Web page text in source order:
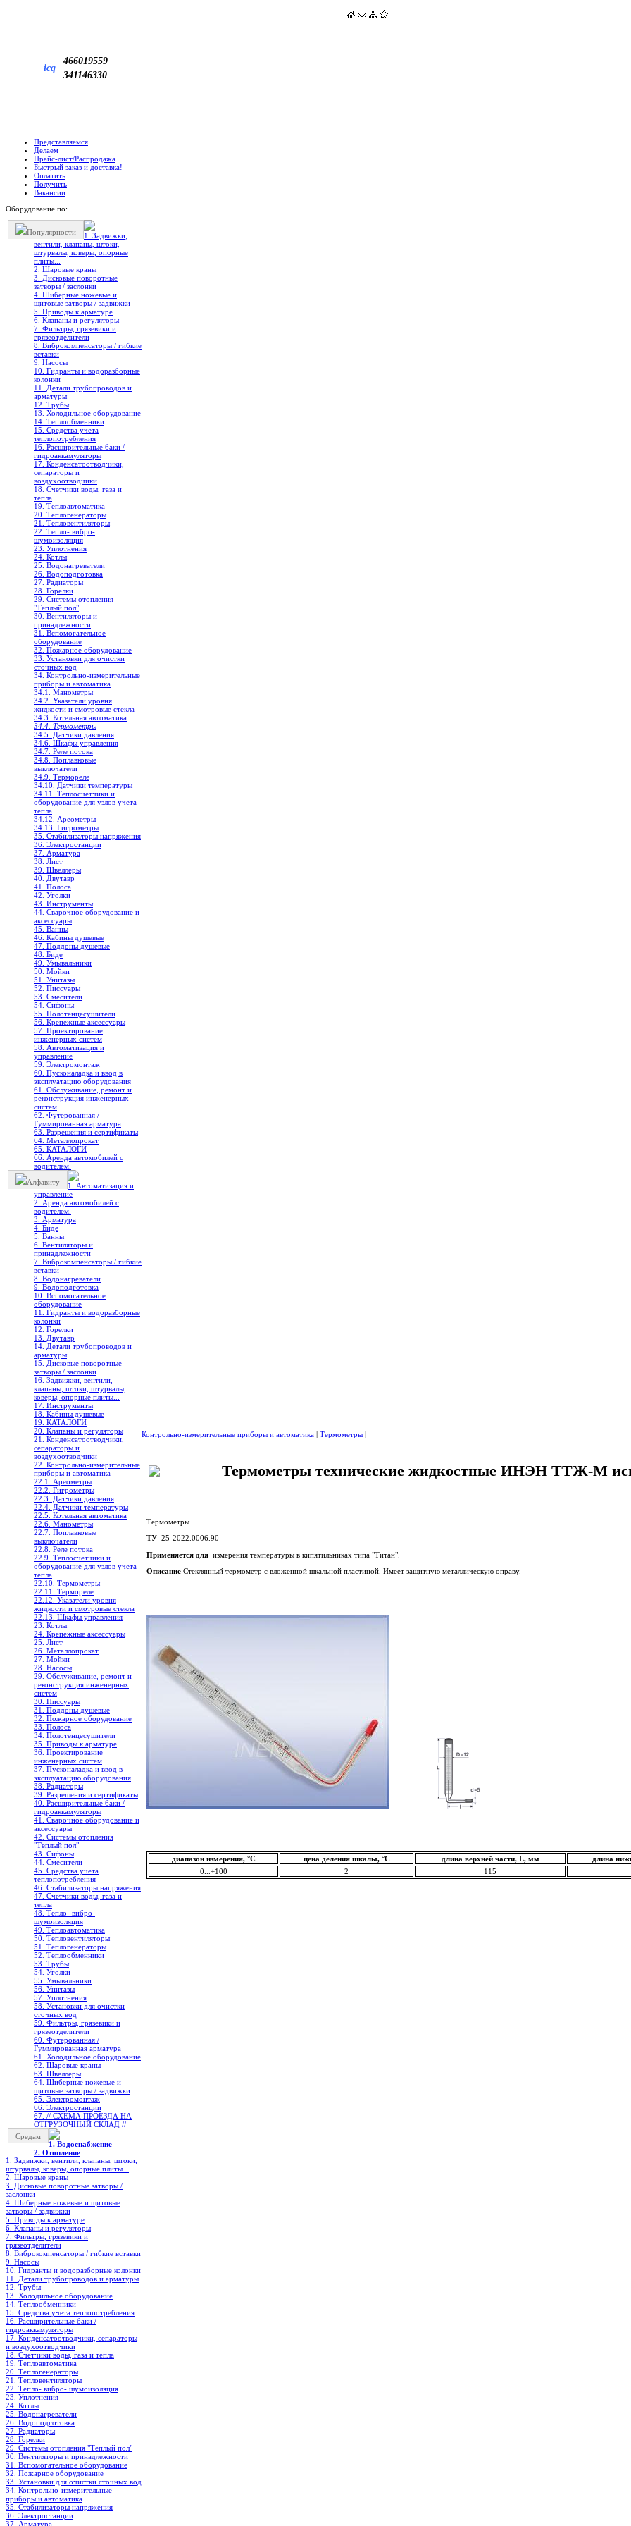
icq
466019559
341146330
Представляемся
Делаем
Прайс-лист/Распродажа
Быстрый заказ и доставка!
Оплатить
Получить
Вакансии
Оборудование по:
Популярности
1. Задвижки,
вентили, клапаны, штоки,
штурвалы, коверы, опорные
плиты...
2. Шаровые краны
3. Дисковые поворотные
затворы / заслонки
4. Шиберные ножевые и
щитовые затворы / задвижки
5. Приводы к арматуре
6. Клапаны и регуляторы
7. Фильтры, грязевики и
грязеотделители
8. Виброкомпенсаторы / гибкие
вставки
9. Насосы
10. Гидранты и водоразборные
колонки
11. Детали трубопроводов и
арматуры
12. Трубы
13. Холодильное oборудование
14. Теплообменники
15. Средства учета
теплопотребления
16. Расширительные баки /
гидроаккамуляторы
17. Конденсатоотводчики,
сепараторы и
воздухоотводчики
18. Счетчики воды, газа и
тепла
19. Теплоавтоматика
20. Теплогенераторы
21. Тепловентиляторы
22. Тепло- вибро-
шумоизоляция
23. Уплотнения
24. Котлы
25. Водонагреватели
26. Водоподготовка
27. Радиаторы
28. Горелки
29. Системы отопления
"Теплый пол"
30. Вентиляторы и
принадлежности
31. Вспомогательное
оборудование
32. Пожарное оборудование
33. Установки для очистки
сточных вод
34. Контрольно-измерительные
приборы и автоматика
34.1. Манометры
34.2. Указатели уровня
жидкости и смотровые стекла
34.3. Котельная автоматика
34.4. Термометры
34.5. Датчики давления
34.6. Шкафы управления
34.7. Реле потока
34.8. Поплавковые
выключатели
34.9. Термореле
34.10. Датчики температуры
34.11. Теплосчетчики и
оборудование для узлов учета
тепла
34.12. Ареометры
34.13. Гигрометры
35. Стабилизаторы напряжения
36. Электростанции
37. Арматура
38. Лист
39. Швеллеры
40. Двутавр
41. Полоса
42. Уголки
43. Инструменты
44. Сварочное оборудование и
аксессуары
45. Ванны
46. Кабины душевые
47. Поддоны душевые
48. Биде
49. Умывальники
50. Мойки
51. Унитазы
52. Писсуары
53. Смесители
54. Сифоны
55. Полотенцесушители
56. Крепежные аксессуары
57. Проектирование
инженерных систем
58. Автоматизация и
управление
59. Электромонтаж
60. Пусконаладка и ввод в
эксплуатацию оборудования
61. Обслуживание, ремонт и
реконструкция инженерных
систем
62. Футерованная /
Гуммированная арматура
63. Разрешения и сертификаты
64. Металлопрокат
65. КАТАЛОГИ
66. Аренда автомобилей с
водителем.
Алфавиту
1. Автоматизация и
управление
2. Аренда автомобилей с
водителем.
3. Арматура
4. Биде
5. Ванны
6. Вентиляторы и
принадлежности
7. Виброкомпенсаторы / гибкие
вставки
8. Водонагреватели
9. Водоподготовка
10. Вспомогательное
оборудование
11. Гидранты и водоразборные
колонки
12. Горелки
13. Двутавр
14. Детали трубопроводов и
арматуры
15. Дисковые поворотные
затворы / заслонки
16. Задвижки, вентили,
клапаны, штоки, штурвалы,
коверы, опорные плиты...
17. Инструменты
18. Кабины душевые
19. КАТАЛОГИ
20. Клапаны и регуляторы
21. Конденсатоотводчики,
сепараторы и
воздухоотводчики
22. Контрольно-измерительные
приборы и автоматика
22.1. Ареометры
22.2. Гигрометры
22.3. Датчики давления
22.4. Датчики температуры
22.5. Котельная автоматика
22.6. Манометры
22.7. Поплавковые
выключатели
22.8. Реле потока
22.9. Теплосчетчики и
оборудование для узлов учета
тепла
22.10. Термометры
22.11. Термореле
22.12. Указатели уровня
жидкости и смотровые стекла
22.13. Шкафы управления
23. Котлы
24. Крепежные аксессуары
25. Лист
26. Металлопрокат
27. Мойки
28. Насосы
29. Обслуживание, ремонт и
реконструкция инженерных
систем
30. Писсуары
31. Поддоны душевые
32. Пожарное оборудование
33. Полоса
34. Полотенцесушители
35. Приводы к арматуре
36. Проектирование
инженерных систем
37. Пусконаладка и ввод в
эксплуатацию оборудования
38. Радиаторы
39. Разрешения и сертификаты
40. Расширительные баки /
гидроаккамуляторы
41. Сварочное оборудование и
аксессуары
42. Системы отопления
"Теплый пол"
43. Сифоны
44. Смесители
45. Средства учета
теплопотребления
46. Стабилизаторы напряжения
47. Счетчики воды, газа и
тепла
48. Тепло- вибро-
шумоизоляция
49. Теплоавтоматика
50. Тепловентиляторы
51. Теплогенераторы
52. Теплообменники
53. Трубы
54. Уголки
55. Умывальники
56. Унитазы
57. Уплотнения
58. Установки для очистки
сточных вод
59. Фильтры, грязевики и
грязеотделители
60. Футерованная /
Гуммированная арматура
61. Холодильное oборудование
62. Шаровые краны
63. Швеллеры
64. Шиберные ножевые и
щитовые затворы / задвижки
65. Электромонтаж
66. Электростанции
67. // СХЕМА ПРОЕЗДА НА
ОТГРУЗОЧНЫЙ СКЛАД //
Средам
1. Водоснабжение
2. Отопление
1. Задвижки, вентили, клапаны, штоки,
штурвалы, коверы, опорные плиты...
2. Шаровые краны
3. Дисковые поворотные затворы /
заслонки
4. Шиберные ножевые и щитовые
затворы / задвижки
5. Приводы к арматуре
6. Клапаны и регуляторы
7. Фильтры, грязевики и
грязеотделители
8. Виброкомпенсаторы / гибкие вставки
9. Насосы
10. Гидранты и водоразборные колонки
11. Детали трубопроводов и арматуры
12. Трубы
13. Холодильное oборудование
14. Теплообменники
15. Средства учета теплопотребления
16. Расширительные баки /
гидроаккамуляторы
17. Конденсатоотводчики, сепараторы
и воздухоотводчики
18. Счетчики воды, газа и тепла
19. Теплоавтоматика
20. Теплогенераторы
21. Тепловентиляторы
22. Тепло- вибро- шумоизоляция
23. Уплотнения
24. Котлы
25. Водонагреватели
26. Водоподготовка
27. Радиаторы
28. Горелки
29. Системы отопления "Теплый пол"
30. Вентиляторы и принадлежности
31. Вспомогательное оборудование
32. Пожарное оборудование
33. Установки для очистки сточных вод
34. Контрольно-измерительные
приборы и автоматика
35. Стабилизаторы напряжения
36. Электростанции
37. Арматура
Контрольно-измерительные приборы и автоматика | Термометры |
Термометры технические жидкостные ИНЭН ТТЖ-М
Термометры
ТУ 25-2022.0006.90
Применяется для измерения температуры в кипятильниках типа "Титан".
Описание Стеклянный термометр с вложенной шкальной пластиной. Имеет защитную металлическую оправу.
диапазон измерения, °С цена деления шкалы, °С длина верхней части, L, мм длина
0...+100
2 115